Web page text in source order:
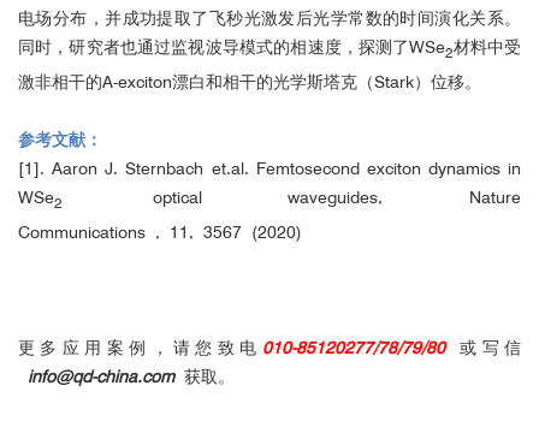
电场分布，并成功提取了飞秒光激发后光学常数的时间演化关系。
同时，研究者也通过监视波导模式的相速度，探测了WSe2材料中受
激非相干的A-exciton漂白和相干的光学斯塔克（Stark）位移。
参考文献：
[1]. Aaron J. Sternbach et.al. Femtosecond exciton dynamics in
WSe2 optical waveguides, Nature
Communications , 11, 3567 (2020)
更多应用案例，请您致电 010-85120277/78/79/80或写信
info@qd-china.com 获取。
● P. Alonso-González et al.,Science2014,344, 1369.
● S. Dai et al.,Science2014,343, 1125.
● P. Li et al.,Nano Lett.2014,14, 4400.
● M. Wagner et al.,
● M. Schnell et al.,Nat. Commun.2013,5, 3499.
● J. Chen et al.,Nano Lett. 13, 6210.
● Z. Fei et al.,Nat. Nanotechnol.2012,